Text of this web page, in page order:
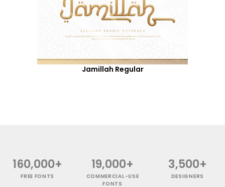
Jamillah Regular
160,000+
FREE FONTS
19,000+
COMMERCIAL-USE
FONTS
3,500+
DESIGNERS